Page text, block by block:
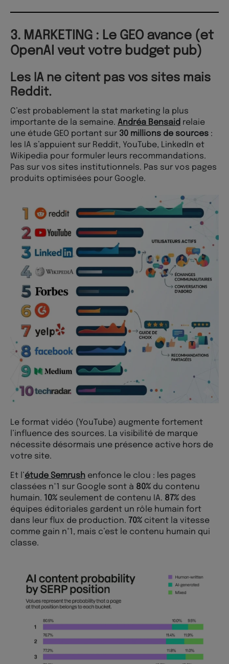
3. MARKETING : Le GEO avance (et
OpenAI veut votre budget pub)
Les IA ne citent pas vos sites mais
Reddit.
C’est probablement la stat marketing la plus
importante de la semaine. Andréa Bensaid relaie
une étude GEO portant sur 30 millions de sources :
les IA s’appuient sur Reddit, YouTube, LinkedIn et
Wikipedia pour formuler leurs recommandations.
Pas sur vos sites institutionnels. Pas sur vos pages
produits optimisées pour Google.
Le format vidéo (YouTube) augmente fortement
l’influence des sources. La visibilité de marque
nécessite désormais une présence active hors de
votre site.
Et l’étude Semrush enfonce le clou : les pages
classées n°1 sur Google sont à 80% du contenu
humain. 10% seulement de contenu IA. 87% des
équipes éditoriales gardent un rôle humain fort
dans leur flux de production. 70% citent la vitesse
comme gain n°1, mais c’est le contenu humain qui
classe.